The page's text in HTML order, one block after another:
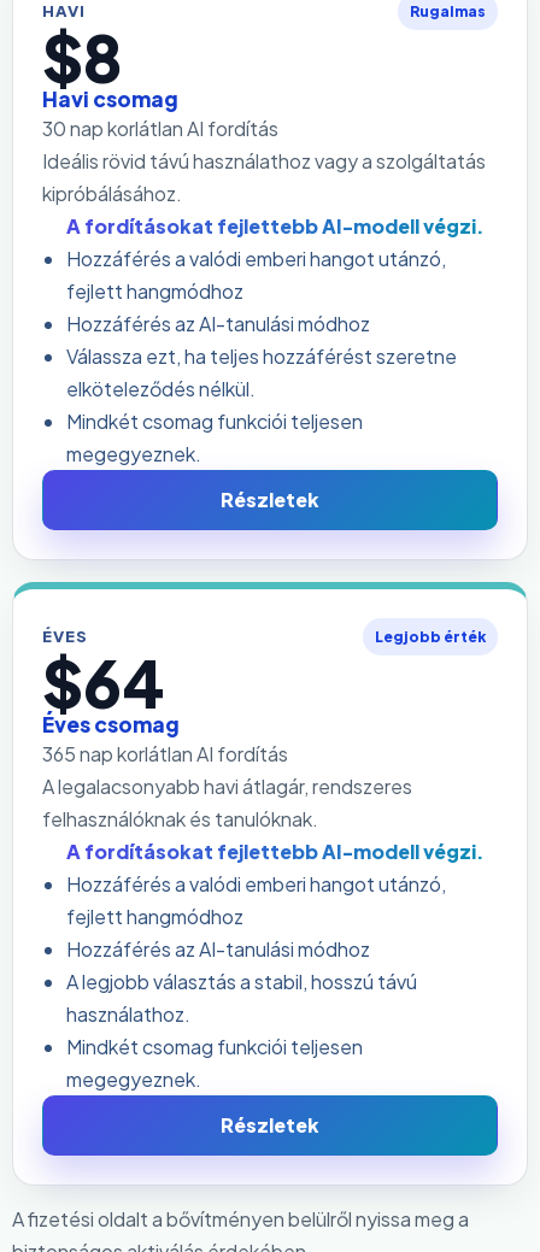
HAVI Rugalmas
$8
Havi csomag
30 nap korlátlan AI fordítás
Ideális rövid távú használathoz vagy a szolgáltatás
kipróbálásához.
A fordításokat fejlettebb AI-modell végzi.
Hozzáférés a valódi emberi hangot utánzó,
fejlett hangmódhoz
Hozzáférés az AI-tanulási módhoz
Válassza ezt, ha teljes hozzáférést szeretne
elköteleződés nélkül.
Mindkét csomag funkciói teljesen
megegyeznek.
Részletek
ÉVES Legjobb érték
$64
Éves csomag
365 nap korlátlan AI fordítás
A legalacsonyabb havi átlagár, rendszeres
felhasználóknak és tanulóknak.
A fordításokat fejlettebb AI-modell végzi.
Hozzáférés a valódi emberi hangot utánzó,
fejlett hangmódhoz
Hozzáférés az AI-tanulási módhoz
A legjobb választás a stabil, hosszú távú
használathoz.
Mindkét csomag funkciói teljesen
megegyeznek.
Részletek
A fizetési oldalt a bővítményen belülről nyissa meg a